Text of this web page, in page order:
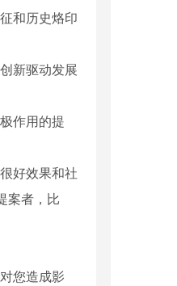
和历史烙印
新驱动发展
作用的提
好效果和社
案者，比
您造成影